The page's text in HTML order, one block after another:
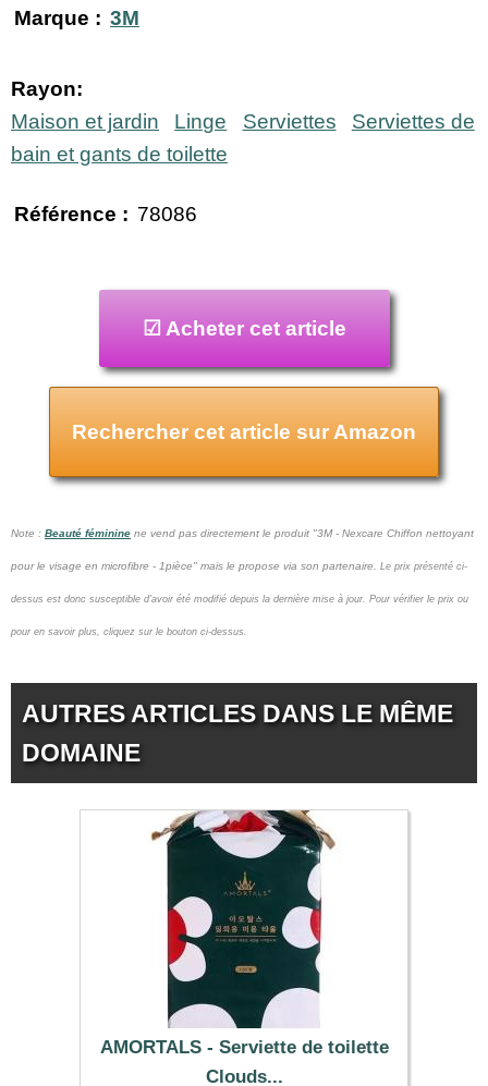
Marque : 3M
Rayon:
Maison et jardin
Linge Serviettes
Serviettes de
bain et gants de toilette
Référence : 78086
☑ Acheter cet article
Rechercher cet article sur Amazon
Note : Beauté féminine ne vend pas directement le produit "3M - Nexcare Chiffon nettoyant
pour le visage en microfibre - 1pièce" mais le propose via son partenaire. Le prix présenté ci-
dessus est donc susceptible d'avoir été modifié depuis la dernière mise à jour. Pour vérifier le prix ou
pour en savoir plus, cliquez sur le bouton ci-dessus.
AUTRES ARTICLES DANS LE MÊME
DOMAINE
AMORTALS - Serviette de toilette
Clouds...